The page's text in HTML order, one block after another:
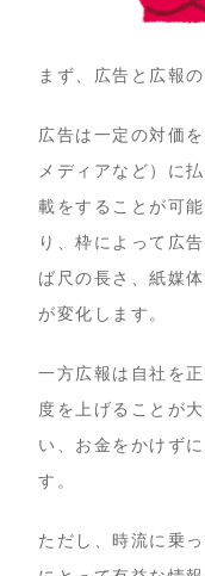
まず、広告と広報
広告は一定の対価
メディアなど）に
載をすることが可
り、枠によって広
ば尺の長さ、紙媒
が変化します。
一方広報は自社を
度を上げることが
い、お金をかけず
す。
ただし、時流に乗